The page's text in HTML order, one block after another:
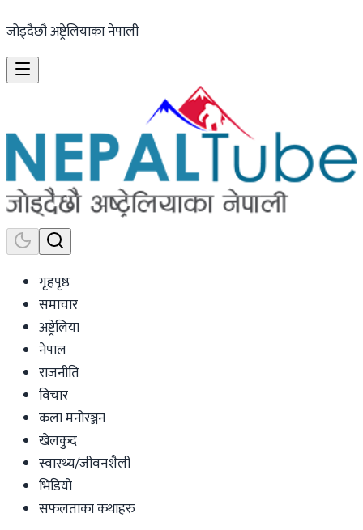
जोड्दैछौ अष्ट्रेलियाका नेपाली
गृहपृष्ठ
समाचार
अष्ट्रेलिया
नेपाल
राजनीति
विचार
कला मनोरञ्जन
खेलकुद
स्वास्थ्य/जीवनशैली
भिडियो
सफलताका कथाहरु